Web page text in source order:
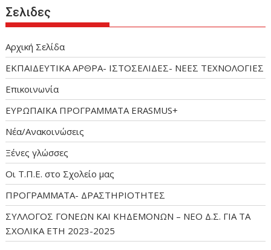
Σελιδες
Αρχική Σελίδα
ΕΚΠΑΙΔΕΥΤΙΚΑ ΑΡΘΡΑ- ΙΣΤΟΣΕΛΙΔΕΣ- ΝΕΕΣ ΤΕΧΝΟΛΟΓΙΕΣ
Επικοινωνία
ΕΥΡΩΠΑΪΚΑ ΠΡΟΓΡΑΜΜΑΤΑ ERASMUS+
Νέα/Ανακοινώσεις
Ξένες γλώσσες
Οι Τ.Π.Ε. στο Σχολείο μας
ΠΡΟΓΡΑΜΜΑΤΑ- ΔΡΑΣΤΗΡΙΟΤΗΤΕΣ
ΣΥΛΛΟΓΟΣ ΓΟΝΕΩΝ ΚΑΙ ΚΗΔΕΜΟΝΩΝ – ΝΕΟ Δ.Σ. ΓΙΑ ΤΑ
ΣΧΟΛΙΚΑ ΕΤΗ 2023-2025